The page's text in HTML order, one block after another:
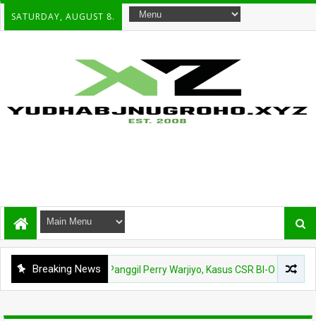
SATURDAY, AUGUST 8.
Breaking News
Buka Peluang Panggil Perry Warjiyo, Kasus CSR BI-OJK Kembali